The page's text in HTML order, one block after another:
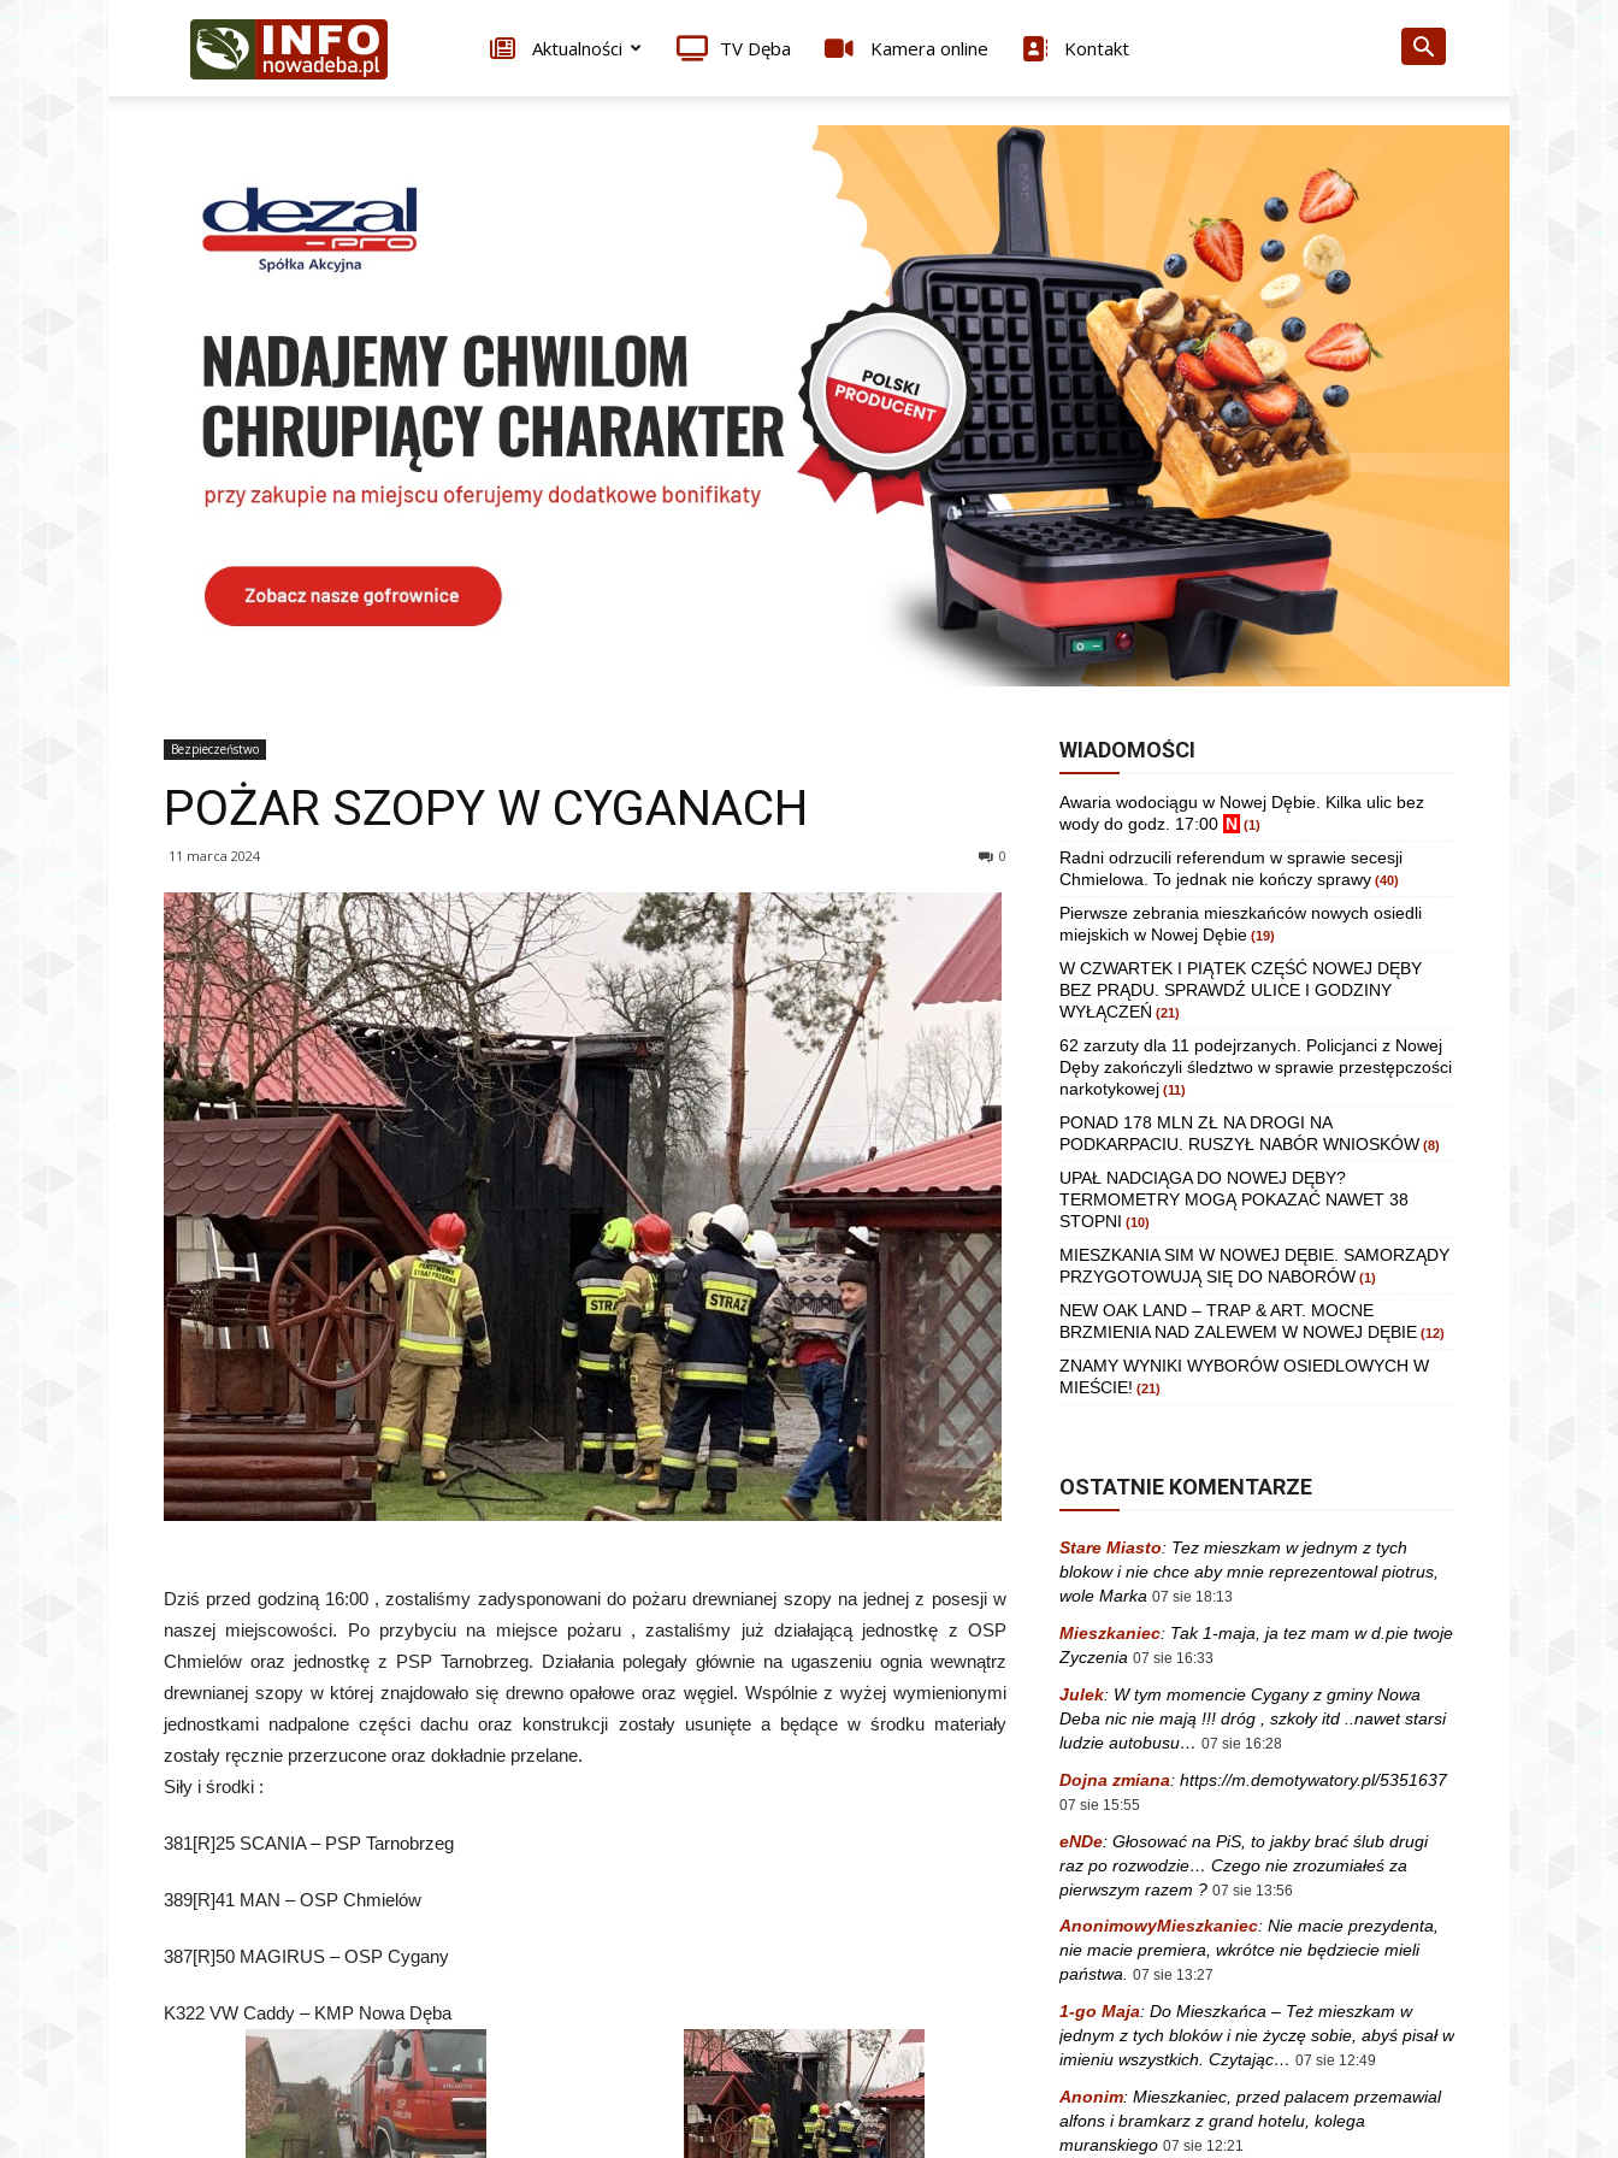
Infonowadeba.pl Aktualności TV Dęba Kamera online Kontakt
Bezpieczeństwo
POŻAR SZOPY W CYGANACH
11 marca 2024 0
Dziś przed godziną 16:00 , zostaliśmy zadysponowani do pożaru drewnianej szopy na jednej z posesji w
naszej miejscowości. Po przybyciu na miejsce pożaru , zastaliśmy już działającą jednostkę z OSP
Chmielów oraz jednostkę z PSP Tarnobrzeg. Działania polegały głównie na ugaszeniu ognia wewnątrz
drewnianej szopy w której znajdowało się drewno opałowe oraz węgiel. Wspólnie z wyżej wymienionymi
jednostkami nadpalone części dachu oraz konstrukcji zostały usunięte a będące w środku materiały
zostały ręcznie przerzucone oraz dokładnie przelane.
Siły i środki :
381[R]25 SCANIA – PSP Tarnobrzeg
389[R]41 MAN – OSP Chmielów
387[R]50 MAGIRUS – OSP Cygany
K322 VW Caddy – KMP Nowa Dęba
WIADOMOŚCI
Awaria wodociągu w Nowej Dębie. Kilka ulic bez
wody do godz. 17:00 N (1)
Radni odrzucili referendum w sprawie secesji
Chmielowa. To jednak nie kończy sprawy (40)
Pierwsze zebrania mieszkańców nowych osiedli
miejskich w Nowej Dębie (19)
W CZWARTEK I PIĄTEK CZĘŚĆ NOWEJ DĘBY
BEZ PRĄDU. SPRAWDŹ ULICE I GODZINY
WYŁĄCZEŃ (21)
62 zarzuty dla 11 podejrzanych. Policjanci z Nowej
Dęby zakończyli śledztwo w sprawie przestępczości
narkotykowej (11)
PONAD 178 MLN ZŁ NA DROGI NA
PODKARPACIU. RUSZYŁ NABÓR WNIOSKÓW (8)
UPAŁ NADCIĄGA DO NOWEJ DĘBY?
TERMOMETRY MOGĄ POKAZAĆ NAWET 38
STOPNI (10)
MIESZKANIA SIM W NOWEJ DĘBIE. SAMORZĄDY
PRZYGOTOWUJĄ SIĘ DO NABORÓW (1)
NEW OAK LAND – TRAP & ART. MOCNE
BRZMIENIA NAD ZALEWEM W NOWEJ DĘBIE (12)
ZNAMY WYNIKI WYBORÓW OSIEDLOWYCH W
MIEŚCIE! (21)
OSTATNIE KOMENTARZE
Stare Miasto: Tez mieszkam w jednym z tych
blokow i nie chce aby mnie reprezentowal piotrus,
wole Marka 07 sie 18:13
Mieszkaniec: Tak 1-maja, ja tez mam w d.pie twoje
Zyczenia 07 sie 16:33
Julek: W tym momencie Cygany z gminy Nowa
Deba nic nie mają !!! dróg , szkoły itd ..nawet starsi
ludzie autobusu… 07 sie 16:28
Dojna zmiana: https://m.demotywatory.pl/5351637
07 sie 15:55
eNDe: Głosować na PiS, to jakby brać ślub drugi
raz po rozwodzie… Czego nie zrozumiałeś za
pierwszym razem ? 07 sie 13:56
AnonimowyMieszkaniec: Nie macie prezydenta,
nie macie premiera, wkrótce nie będziecie mieli
państwa. 07 sie 13:27
1-go Maja: Do Mieszkańca – Też mieszkam w
jednym z tych bloków i nie życzę sobie, abyś pisał w
imieniu wszystkich. Czytając… 07 sie 12:49
Anonim: Mieszkaniec, przed palacem przemawial
alfons i bramkarz z grand hotelu, kolega
muranskiego 07 sie 12:21